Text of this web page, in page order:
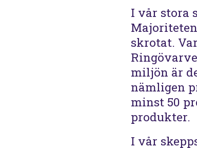
I vår stora
skrotat.
miljön är
nämligen
minst 50
produkter.
I vår